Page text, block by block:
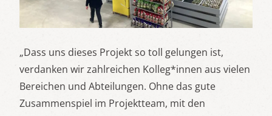
„Dass uns dieses Projekt so toll gelungen ist,
verdanken wir zahlreichen Kolleg*innen aus vielen
Bereichen und Abteilungen. Ohne das gute
Zusammenspiel im Projektteam, mit den